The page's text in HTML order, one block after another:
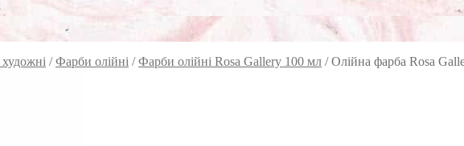
/Фарби олійні /Фарби олійні Rosa Gallery 100 мл /Олійна фарба Rosa